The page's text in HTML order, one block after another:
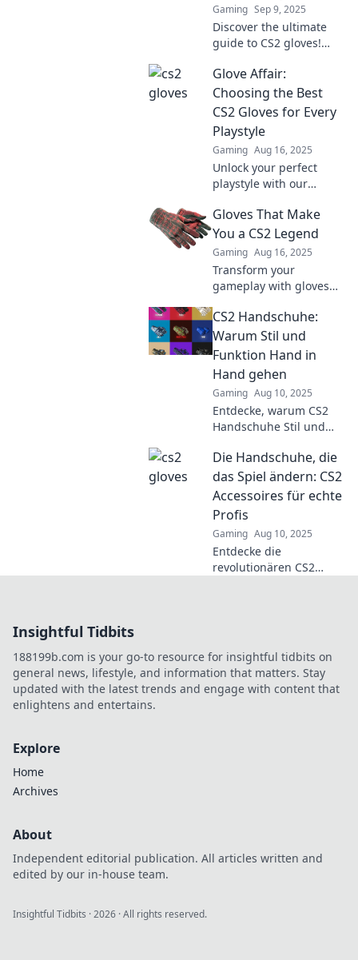
Gaming Sep 9, 2025
Discover the ultimate
guide to CS2 gloves!
and elevate your
gaming style with our
top picks and expert
tips.
Glove Affair:
Choosing the Best
CS2 Gloves for Every
Playstyle
Gaming Aug 16, 2025
Unlock your perfect
playstyle with our
gloves! Discover top
picks and elevate your
game now!
Gloves That Make
You a CS2 Legend
Gaming Aug 16, 2025
Transform your
gameplay with gloves
legend status—unlock
your true potential and
dominate the
competition!
CS2 Handschuhe:
Warum Stil und
Funktion Hand in
Hand gehen
Gaming Aug 10, 2025
Entdecke, warum CS2
Handschuhe Stil und
vereinen. Schütze deine
Hände mit eleganten
Designs, die
überzeugen!
Die Handschuhe, die
das Spiel ändern: CS2
Accessoires für echte
Profis
Gaming Aug 10, 2025
Entdecke die
revolutionären CS2
Insightful Tidbits
188199b.com is your go-to resource for insightful tidbits on
general news, lifestyle, and information that matters. Stay
updated with the latest trends and engage with content that
enlightens and entertains.
Explore
Home
Archives
About
Independent editorial publication. All articles written and
edited by our in-house team.
Insightful Tidbits ·2026 · All rights reserved.